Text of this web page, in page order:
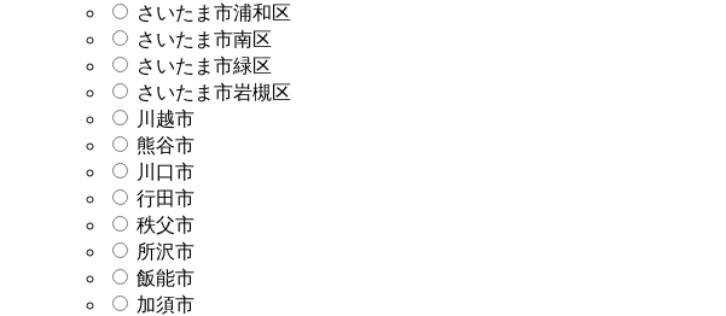
さいたま市浦和区
さいたま市南区
さいたま市緑区
さいたま市岩槻区
川越市
熊谷市
川口市
行田市
秩父市
所沢市
飯能市
加須市